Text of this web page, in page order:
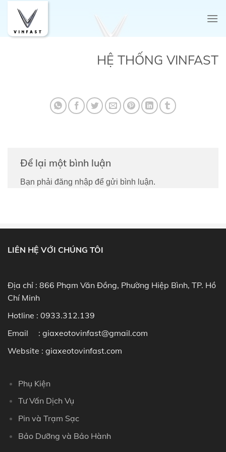
content
HỆ THỐNG VINFAST
Để lại một bình luận
Bạn phải đăng nhập để gửi bình luận.
LIÊN HỆ VỚI CHÚNG TÔI
Địa chỉ : 866 Phạm Văn Đồng, Phường Hiệp Bình, TP. Hồ
Chí Minh
Hotline : 0933.312.139
Email : giaxeotovinfast@gmail.com
Website : giaxeotovinfast.com
Phụ Kiện
Tư Vấn Dịch Vụ
Pin và Trạm Sạc
Bảo Dưỡng và Bảo Hành